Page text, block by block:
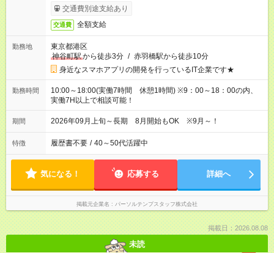
交通費別途支給あり
交通費 全額支給
勤務地
東京都港区
神谷町駅から徒歩3分 / 赤羽橋駅から徒歩10分
身近なスマホアプリの開発を行っているIT企業です★
勤務時間
10:00～18:00(実働7時間 休憩1時間) ※9：00～18：00の内、
実働7H以上で相談可能！
期間 2026年09月上旬～長期 8月開始もOK ※9月～！
特徴 履歴書不要 / 40～50代活躍中
気になる！ 応募する 詳細へ
掲載元企業名 パーソルテンプスタッフ株式会社
掲載日：2026.08.08
未読